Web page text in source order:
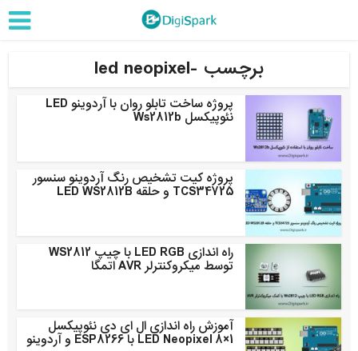
برچسب -led neopixel
پروژه ساخت تابلو روان با آردوینو LED
نئوپیکسل Ws2812b
پروژه کیت تشخیص رنگ آردوینو سنسور
TCS34725 و حلقه LED WS2812B
راه اندازی LED RGB با چیپ WS2812
توسط میکروکنترلر AVR اتمگا
آموزش راه اندازی ال ای دی نئوپیکسل
LED Neopixel 8×1 با ESP8266 و آردوینو